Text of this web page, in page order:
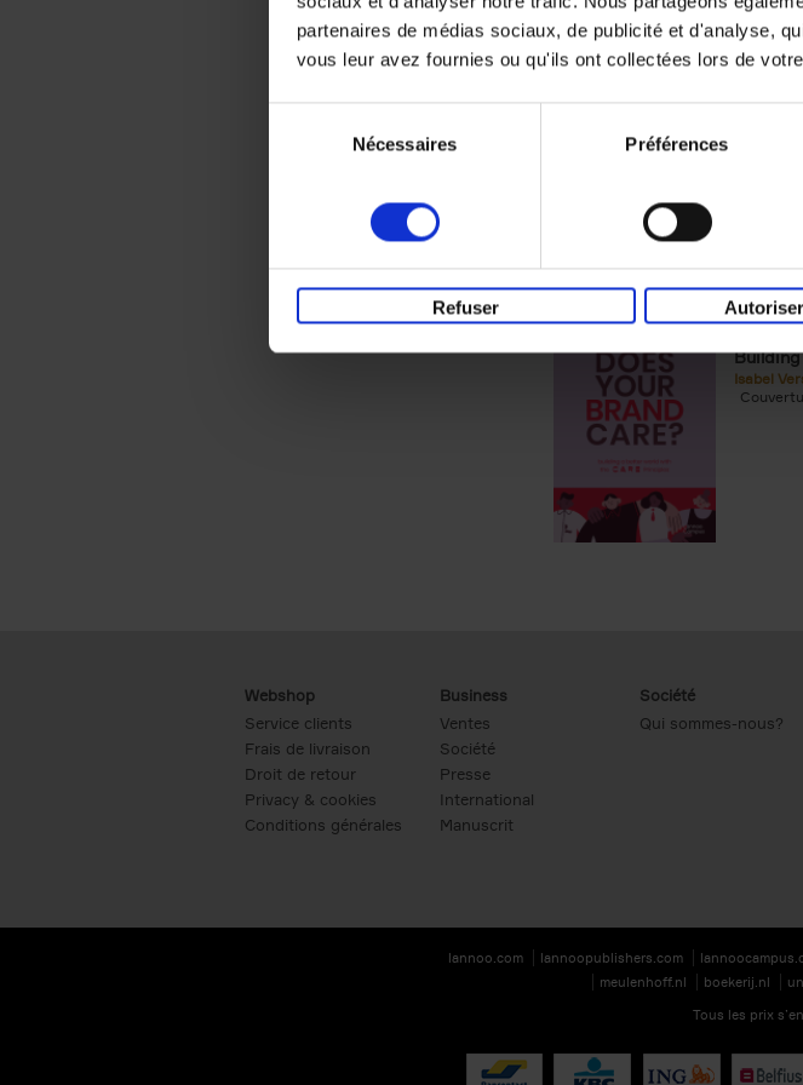
partenaires de médias sociaux, de publicité et d'analyse,
vous leur avez fournies ou qu'ils ont collectées lors de
Nécessaires Préférences
Refuser
Does
Isabel
Webshop
Service clients
Frais de livraison
Droit de retour
Privacy & cookies
Conditions générales
Business
Ventes
Société
Presse
International
Manuscrit
Société
Qui sommes-nous?
lannoo.com lannoopublishers.com
meulenhoff.nl
boekerij.nl
Tous les prix